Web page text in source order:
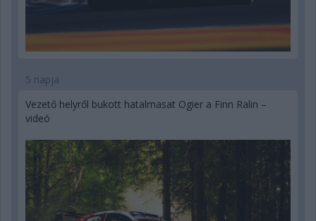
5 napja
Vezető helyről bukott hatalmasat Ogier a Finn Ralin –
videó